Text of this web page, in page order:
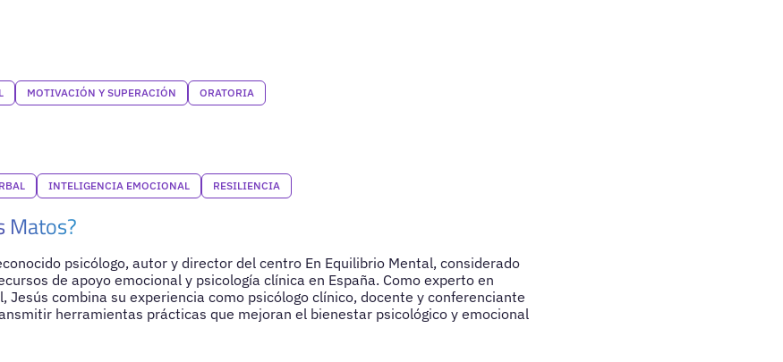
MOTIVACIÓN Y SUPERACIÓN ORATORIA
INTELIGENCIA EMOCIONAL RESILIENCIA
Matos?
psicólogo, autor y director del centro En Equilibrio Mental, considerado
de apoyo emocional y psicología clínica en España. Como experto en
Jesús combina su experiencia como psicólogo clínico, docente y conferenciante
herramientas prácticas que mejoran el bienestar psicológico y emocional